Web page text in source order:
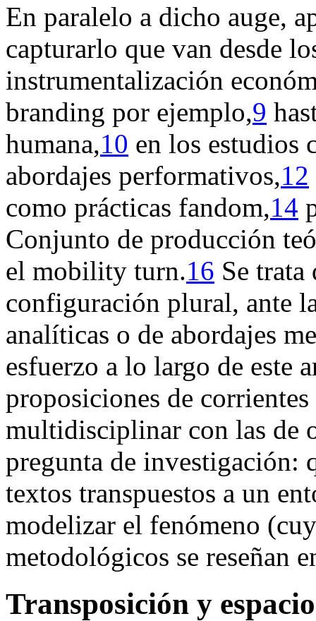
En paralelo a dicho auge,
capturarlo que van desde
instrumentalización
branding por ejemplo,9
humana,10 en los estudios
abordajes performativos,12
como prácticas fandom,14
Conjunto de producción
el mobility turn.16 Se trata
configuración plural, ante
analíticas o de abordajes
esfuerzo a lo largo de este
proposiciones de
multidisciplinar con las de
pregunta de investigación:
textos transpuestos a un
modelizar el fenómeno
metodológicos se reseñan
Transposición y